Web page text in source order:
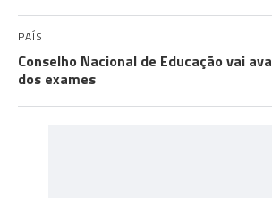
PAÍS
Conselho Nacional de Educação vai
dos exames